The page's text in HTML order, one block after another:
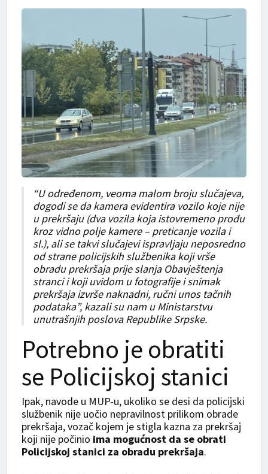
“U određenom, veoma malom broju slučajeva,
dogodi se da kamera evidentira vozilo koje nije
u prekršaju (dva vozila koja istovremeno prođu
kroz vidno polje kamere – preticanje vozila i
sl.), ali se takvi slučajevi ispravljaju neposredno
od strane policijskih službenika koji vrše
obradu prekršaja prije slanja Obavještenja
stranci i koji uvidom u fotografije i snimak
prekršaja izvrše naknadni, ručni unos tačnih
podataka”, kazali su nam u Ministarstvu
unutrašnjih poslova Republike Srpske.
Potrebno je obratiti
se Policijskoj stanici
Ipak, navode u MUP-u, ukoliko se desi da policijski
službenik nije uočio nepravilnost prilikom obrade
prekršaja, vozač kojem je stigla kazna za prekršaj
koji nije počinio ima mogućnost da se obrati
Policijskoj stanici za obradu prekršaja.